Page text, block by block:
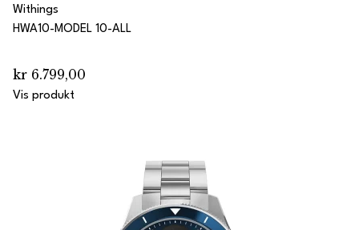
Withings
HWA10-MODEL 10-ALL
kr 6.799,00
Vis produkt